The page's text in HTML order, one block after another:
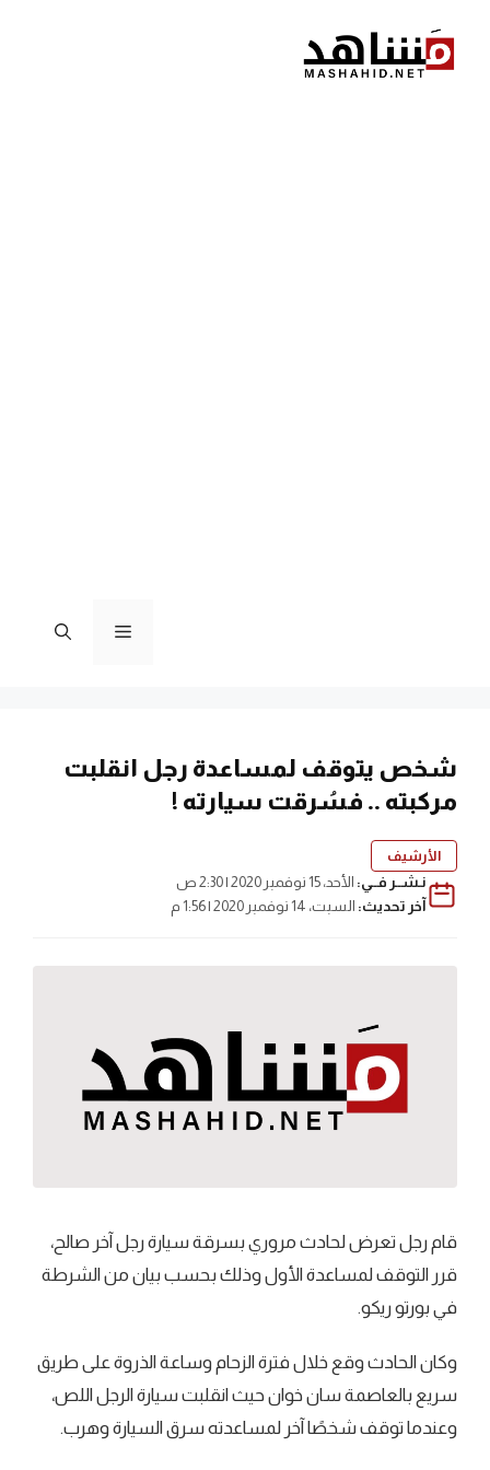
المحتوى
القائمة
شخص يتوقف لمساعدة رجل انقلبت
مركبته .. فسُرقت سيارته !
الأرشيف
نـشــر فــي: الأحد، 15 نوفمبر 2020 | 2:30 ص
آخر تحديث: السبت، 14 نوفمبر 2020 | 1:56 م
قام رجل تعرض لحادث مروري بسرقة سيارة رجل آخر صالح،
قرر التوقف لمساعدة الأول وذلك بحسب بيان من الشرطة
في بورتو ريكو.
وكان الحادث وقع خلال فترة الزحام وساعة الذروة على طريق
سريع بالعاصمة سان خوان حيث انقلبت سيارة الرجل اللص،
وعندما توقف شخصًا آخر لمساعدته سرق السيارة وهرب.